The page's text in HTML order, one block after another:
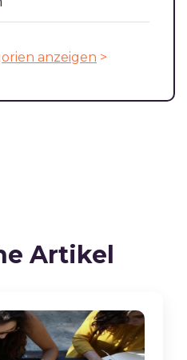
anzeigen >
Artikel